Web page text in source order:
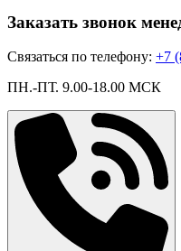
Заказать звонок
Связаться по телефону: +7
ПН.-ПТ. 9.00-18.00 МСК